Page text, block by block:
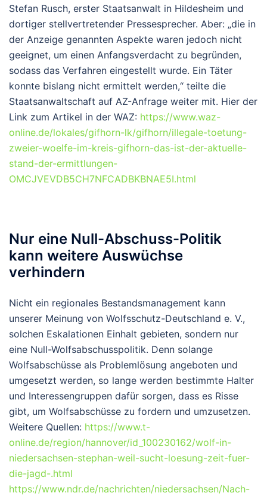
Stefan Rusch, erster Staatsanwalt in Hildesheim und
dortiger stellvertretender Pressesprecher. Aber: „die in
der Anzeige genannten Aspekte waren jedoch nicht
geeignet, um einen Anfangsverdacht zu begründen,
sodass das Verfahren eingestellt wurde. Ein Täter
konnte bislang nicht ermittelt werden,“ teilte die
Staatsanwaltschaft auf AZ-Anfrage weiter mit. Hier der
Link zum Artikel in der WAZ: https://www.waz-
online.de/lokales/gifhorn-lk/gifhorn/illegale-toetung-
zweier-woelfe-im-kreis-gifhorn-das-ist-der-aktuelle-
stand-der-ermittlungen-
OMCJVEVDB5CH7NFCADBKBNAE5I.html
Nur eine Null-Abschuss-Politik
kann weitere Auswüchse
verhindern
Nicht ein regionales Bestandsmanagement kann
unserer Meinung von Wolfsschutz-Deutschland e. V.,
solchen Eskalationen Einhalt gebieten, sondern nur
eine Null-Wolfsabschusspolitik. Denn solange
Wolfsabschüsse als Problemlösung angeboten und
umgesetzt werden, so lange werden bestimmte Halter
und Interessengruppen dafür sorgen, dass es Risse
gibt, um Wolfsabschüsse zu fordern und umzusetzen.
Weitere Quellen: https://www.t-
online.de/region/hannover/id_100230162/wolf-in-
niedersachsen-stephan-weil-sucht-loesung-zeit-fuer-
die-jagd-.html
https://www.ndr.de/nachrichten/niedersachsen/Nach-